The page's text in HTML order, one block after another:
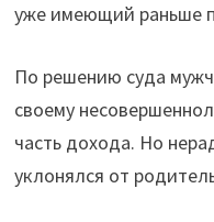
уже имеющий раньше
По решению суда
своему
часть дохода. Но
уклонялся от